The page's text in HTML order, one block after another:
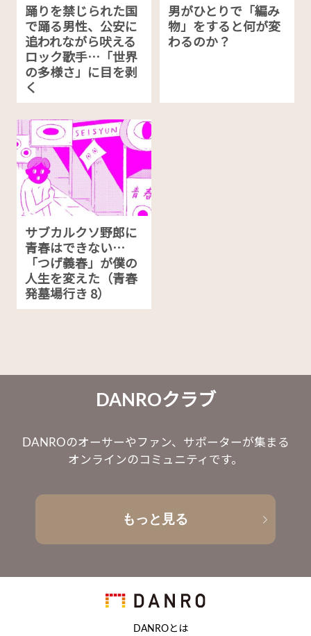
踊りを禁じられた国
で踊る男性、公安に
追われながら吠える
ロック歌手…「世界
の多様さ」に目を剥
く
男がひとりで「編み
物」をすると何が変
わるのか？
サブカルクソ野郎に
青春はできない…
「つげ義春」が僕の
人生を変えた（青春
発墓場行き 8）
DANROクラブ
DANROのオーサーやファン、サポーターが集まる
オンラインのコミュニティです。
もっと見る
DANROとは